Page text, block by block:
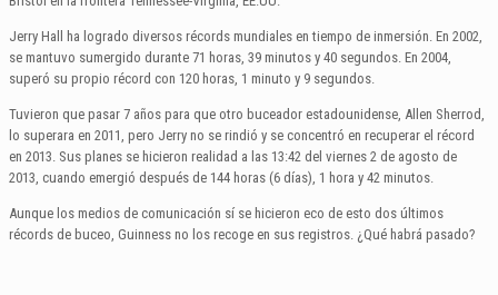
Jerry Hall ha logrado diversos récords mundiales en tiempo de inmersión. En 2002,
se mantuvo sumergido durante 71 horas, 39 minutos y 40 segundos. En 2004,
superó su propio récord con 120 horas, 1 minuto y 9 segundos.
Tuvieron que pasar 7 años para que otro buceador estadounidense, Allen Sherrod,
lo superara en 2011, pero Jerry no se rindió y se concentró en recuperar el récord
en 2013. Sus planes se hicieron realidad a las 13:42 del viernes 2 de agosto de
2013, cuando emergió después de 144 horas (6 días), 1 hora y 42 minutos.
Aunque los medios de comunicación sí se hicieron eco de esto dos últimos
récords de buceo, Guinness no los recoge en sus registros. ¿Qué habrá pasado?